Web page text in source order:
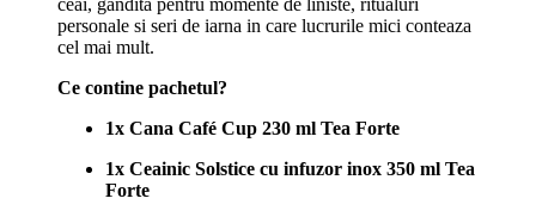
personale si seri de iarna in care lucrurile mici conteaza
cel mai mult.
Ce contine pachetul?
1x Cana Café Cup 230 ml Tea Forte
1x Ceainic Solstice cu infuzor inox 350 ml Tea
Forte